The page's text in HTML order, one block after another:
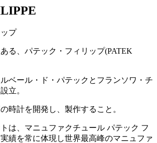
プ
る、パテック・フィリップ(PATEK
ベール・ド・パテックとフランソワ・チ
立。
時計を開発し、製作すること。
は、マニュファクチュール パテック フ
績を常に体現し世界最高峰のマニュファ